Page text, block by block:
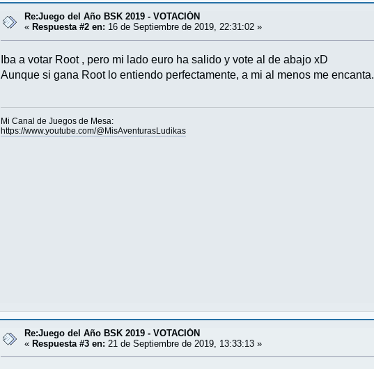
Re:Juego del Año BSK 2019 - VOTACIÓN
« Respuesta #2 en: 16 de Septiembre de 2019, 22:31:02 »
Iba a votar Root , pero mi lado euro ha salido y vote al de abajo xD
Aunque si gana Root lo entiendo perfectamente, a mi al menos me encanta.
Mi Canal de Juegos de Mesa:
https://www.youtube.com/@MisAventurasLudikas
Re:Juego del Año BSK 2019 - VOTACIÓN
«Respuesta #3 en: 21 de Septiembre de 2019, 13:33:13 »